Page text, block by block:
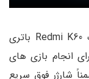
داده‌ها حاکی از آن است که گوشی گیمینگ Redmi K60 باتری
انجام بازی های
شارژر فوق سریع